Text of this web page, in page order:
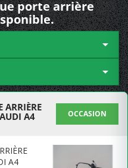
porte arrière


ARRIÈRE
A4
OCCASION
A4